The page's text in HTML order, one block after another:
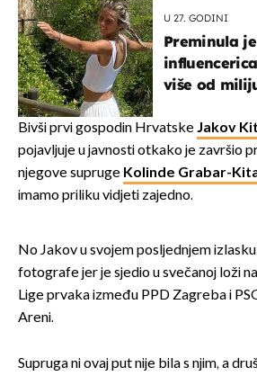
U 27. GODINI
Preminula
više od
Bivši prvi gospodin HrvatskeJakov
pojavljuje u javnosti otkako je završio
njegove supruge Kolinde Grabar-
imamo priliku vidjeti zajedno.
No Jakov u svojem posljednjem
fotografe jer je sjedio u svečanoj loži
Lige prvaka između PPD Zagreba i
Areni.
Supruga ni ovaj put nije bila s njim, a